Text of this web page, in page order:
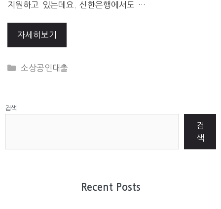
지원하고 있는데요. 신한은행에서도 …
자세히보기
CATEGORIES
소상공인대출
검색
검
색
Recent Posts